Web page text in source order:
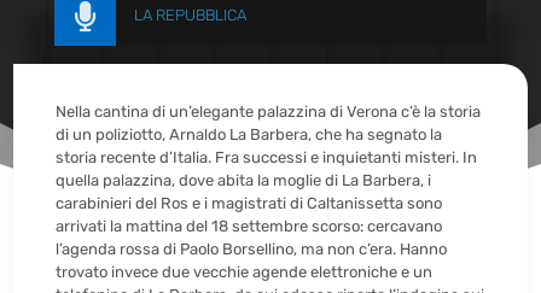
 LA REPUBBLICA
Nella cantina di un’elegante palazzina di Verona c’è la storia
di un poliziotto, Arnaldo La Barbera, che ha segnato la
storia recente d’Italia. Fra successi e inquietanti misteri. In
quella palazzina, dove abita la moglie di La Barbera, i
carabinieri del Ros e i magistrati di Caltanissetta sono
arrivati la mattina del 18 settembre scorso: cercavano
l’agenda rossa di Paolo Borsellino, ma non c’era. Hanno
trovato invece due vecchie agende elettroniche e un